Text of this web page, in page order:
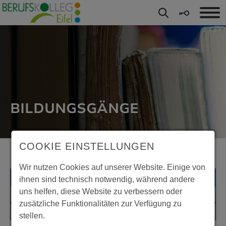
Direkt zu den Inhalten springen
BILDUNGSGÄNGE
Alle Filter zurücksetzen
Ernährung und Versorgungsmanagement
Berufsausbildungsvertrag liegt vor
COOKIE EINSTELLUNGEN
Wir nutzen Cookies auf unserer Website. Einige von
ihnen sind technisch notwendig, während andere
uns helfen, diese Website zu verbessern oder
zusätzliche Funktionalitäten zur Verfügung zu
stellen.